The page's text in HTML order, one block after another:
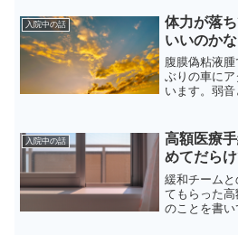
入院中の話
体力が落
いいのか
腹膜偽粘液
ぶりの車に
います。弱音
入院中の話
高額医療
めてだら
緩和チームと
てもらった高
のことを書い